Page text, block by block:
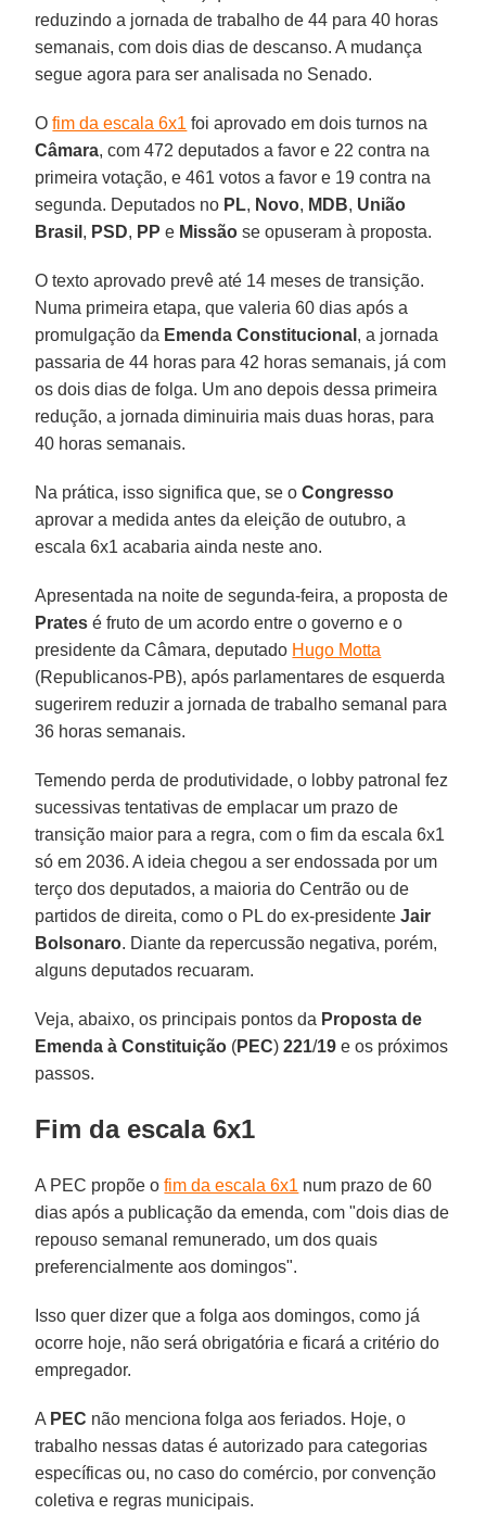
reduzindo a jornada de trabalho de 44 para 40 horas
semanais, com dois dias de descanso. A mudança
segue agora para ser analisada no Senado.
Ofim da escala 6x1 foi aprovado em dois turnos na
Câmara, com 472 deputados a favor e 22 contra na
primeira votação, e 461 votos a favor e 19 contra na
segunda. Deputados no PL, Novo, MDB, União
Brasil , PSD, PP e Missão se opuseram à proposta.
O texto aprovado prevê até 14 meses de transição.
Numa primeira etapa, que valeria 60 dias após a
promulgação da Emenda Constitucional , a jornada
passaria de 44 horas para 42 horas semanais, já com
os dois dias de folga. Um ano depois dessa primeira
redução, a jornada diminuiria mais duas horas, para
40 horas semanais.
Na prática, isso significa que, se oCongresso
aprovar a medida antes da eleição de outubro, a
escala 6x1 acabaria ainda neste ano.
Apresentada na noite de segunda-feira, a proposta de
Prates é fruto de um acordo entre o governo e o
presidente da Câmara, deputado Hugo Motta
(Republicanos-PB), após parlamentares de esquerda
sugerirem reduzir a jornada de trabalho semanal para
36 horas semanais.
Temendo perda de produtividade, o lobby patronal fez
sucessivas tentativas de emplacar um prazo de
transição maior para a regra, com o fim da escala 6x1
só em 2036. A ideia chegou a ser endossada por um
terço dos deputados, a maioria do Centrão ou de
partidos de direita, como o PL do ex-presidenteJair
Bolsonaro. Diante da repercussão negativa, porém,
alguns deputados recuaram.
Veja, abaixo, os principais pontos da Proposta de
Emenda à Constituição (PEC)221/19 e os próximos
passos.
Fim da escala 6x1
A PEC propõe ofim da escala 6x1 num prazo de 60
dias após a publicação da emenda, com "dois dias de
repouso semanal remunerado, um dos quais
preferencialmente aos domingos".
Isso quer dizer que a folga aos domingos, como já
ocorre hoje, não será obrigatória e ficará a critério do
empregador.
A PEC não menciona folga aos feriados. Hoje, o
trabalho nessas datas é autorizado para categorias
específicas ou, no caso do comércio, por convenção
coletiva e regras municipais.